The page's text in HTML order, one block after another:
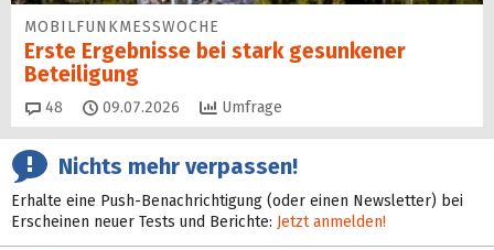
MOBILFUNKMESSWOCHE
Erste Ergebnisse bei stark gesunkener
Beteiligung
48 Kommentare
09.07.2026 Umfrage
Nichts mehr verpassen!
Erhalte eine Push-Benachrichtigung (oder einen Newsletter) bei
Erscheinen neuer Tests und Berichte: Jetzt anmelden!